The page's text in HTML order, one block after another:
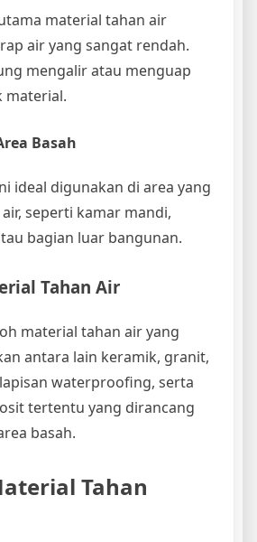
material tahan air
air yang sangat rendah.
mengalir atau menguap
material.
Basah
ideal digunakan di area yang
seperti kamar mandi,
bagian luar bangunan.
Tahan Air
material tahan air yang
antara lain keramik, granit,
waterproofing, serta
tertentu yang dirancang
basah.
Tahan